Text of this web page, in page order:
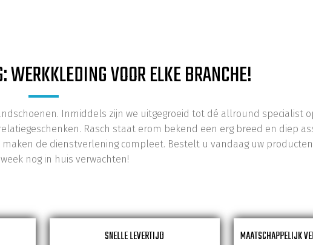
VOOR ELKE BRANCHE!
Inmiddels zijn we uitgegroeid tot dé allround specialist
Rasch staat erom bekend een erg breed en diep
de dienstverlening compleet. Bestelt u vandaag uw
nog in huis verwachten!
SNELLE LEVERTIJD MAATSCHAPPELIJK